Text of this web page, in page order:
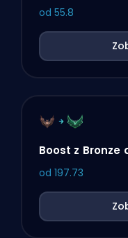
od 55.8
Boost z Bronze
od 197.73